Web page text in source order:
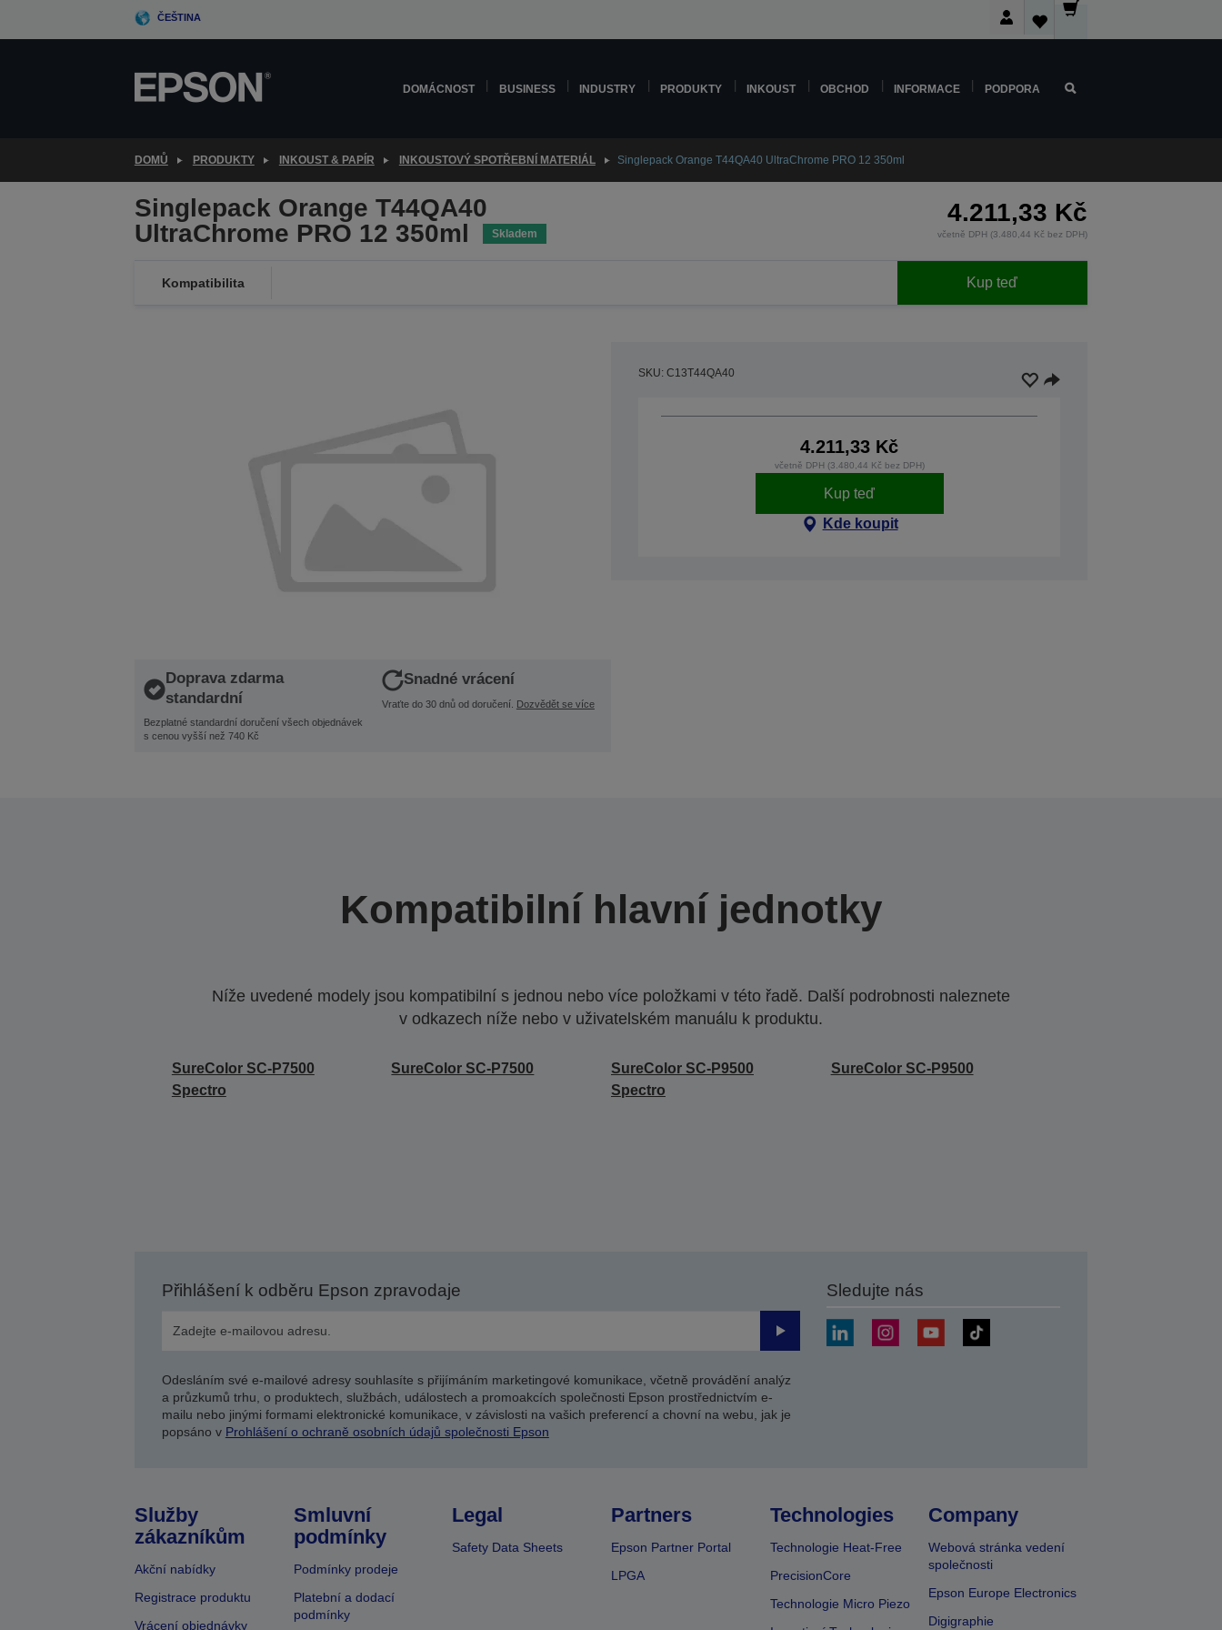
ČEŠTINA
DOMÁCNOST BUSINESS INDUSTRY PRODUKTY INKOUST OBCHOD INFORMACE PODPORA
DOMŮ PRODUKTY INKOUST & PAPÍR INKOUSTOVÝ SPOTŘEBNÍ MATERIÁL Singlepack Orange T44QA40 UltraChrome PRO 12 350ml
Singlepack Orange T44QA40
UltraChrome PRO 12 350ml
Skladem
4.211,33 Kč
včetně DPH (3.480,44 Kč bez DPH)
Kompatibilita Kup teď
Doprava zdarma
standardní
Bezplatné standardní doručení všech objednávek
s cenou vyšší než 740 Kč
Snadné vrácení
Vraťte do 30 dnů od doručení. Dozvědět se více
SKU: C13T44QA40
4.211,33 Kč
včetně DPH (3.480,44 Kč bez DPH)
Kup teď
Kde koupit
Kompatibilní hlavní jednotky
Níže uvedené modely jsou kompatibilní s jednou nebo více položkami v této řadě. Další podrobnosti naleznete
v odkazech níže nebo v uživatelském manuálu k produktu.
SureColor SC-P7500
Spectro
SureColor SC-P7500
SureColor SC-P9500
Spectro
SureColor SC-P9500
Přihlášení k odběru Epson zpravodaje
Odeslat
Odesláním své e-mailové adresy souhlasíte s přijímáním marketingové komunikace, včetně provádění analýz
a průzkumů trhu, o produktech, službách, událostech a promoakcích společnosti Epson prostřednictvím e-
mailu nebo jinými formami elektronické komunikace, v závislosti na vašich preferencí a chovní na webu, jak je
popsáno v Prohlášení o ochraně osobních údajů společnosti Epson
Sledujte nás
Služby
zákazníkům
Akční nabídky
Registrace produktu
Vrácení objednávky
Smluvní
podmínky
Podmínky prodeje
Platební a dodací
podmínky
Legal
Safety Data Sheets
Partners
Epson Partner Portal
LPGA
Technologies
Technologie Heat-Free
PrecisionCore
Technologie Micro Piezo
Company
Webová stránka vedení
společnosti
Epson Europe Electronics
Digigraphie